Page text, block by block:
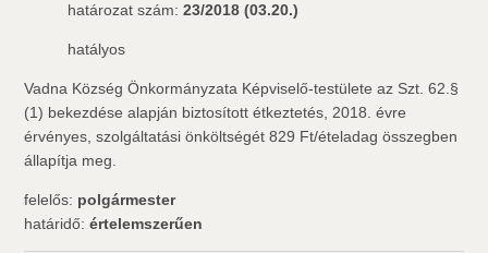
határozat szám:23/2018 (03.20.)
hatályos
Vadna Község Önkormányzata Képviselő-testülete az Szt. 62.§
(1) bekezdése alapján biztosított étkeztetés, 2018. évre
érvényes, szolgáltatási önköltségét 829 Ft/ételadag összegben
állapítja meg.
felelős: polgármester
határidő:értelemszerűen